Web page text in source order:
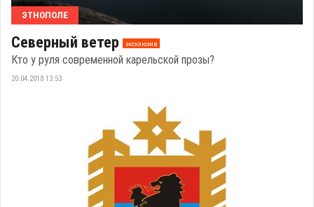
ЭТНОПОЛЕ
Северный ветер эксклюзив
Кто у руля современной карельской прозы?
20.04.2018 13:53